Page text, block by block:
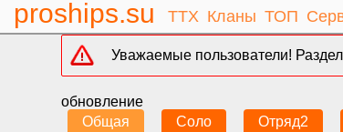
proships.su ТТХ Кланы ТОП
Уважаемые пользователи!
обновление
Общая
Соло Отряд2